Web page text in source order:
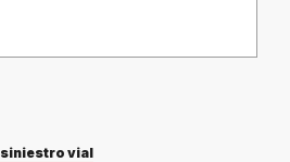
siniestro vial